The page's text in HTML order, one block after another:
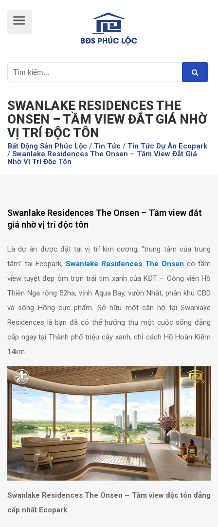
SWANLAKE RESIDENCES THE
ONSEN – TẦM VIEW ĐẮT GIÁ NHỜ
VỊ TRÍ ĐỘC TÔN
Bất Động Sản Phúc Lộc / Tin Tức / Tin Tức Dự Án Ecopark
/ Swanlake Residences The Onsen – Tầm View Đắt Giá
Nhờ Vị Trí Độc Tôn
Swanlake Residences The Onsen – Tầm view đắt
giá nhờ vị trí độc tôn
Là dự án được đặt tại vị trí kim cương, “trung tâm của trung
tâm” tại Ecopark, Swanlake Residences The Onsen có tầm
view tuyệt đẹp ôm trọn trái tim xanh của KĐT – Công viên Hồ
Thiên Nga rộng 52ha, vịnh Aqua Bay, vườn Nhật, phân khu CBD
và sông Hồng cực phẩm. Sở hữu một căn hộ tại Swanlake
Residences là bạn đã có thể hưởng thụ một cuộc sống đẳng
cấp ngay tại Thành phố triệu cây xanh, chỉ cách Hồ Hoàn Kiếm
14km.
Swanlake Residences The Onsen – Tầm view độc tôn đẳng
cấp nhất Ecopark